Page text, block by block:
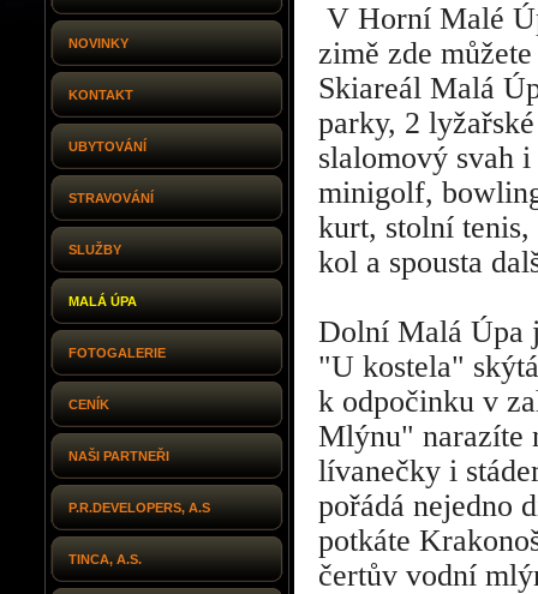
NOVINKY
KONTAKT
UBYTOVÁNÍ
STRAVOVÁNÍ
SLUŽBY
MALÁ ÚPA
FOTOGALERIE
CENÍK
NAŠI PARTNEŘI
P.R.DEVELOPERS, A.S
TINCA, A.S.
V Horní Malé
zimě zde
Skiareál Malá
parky, 2
slalomový svah
minigolf,
kurt, stolní
kol a spousta
Dolní Malá Úpa
"U kostela"
k odpočinku v
Mlýnu" narazíte
lívanečky i
pořádá nejedno
potkáte
čertův vodní